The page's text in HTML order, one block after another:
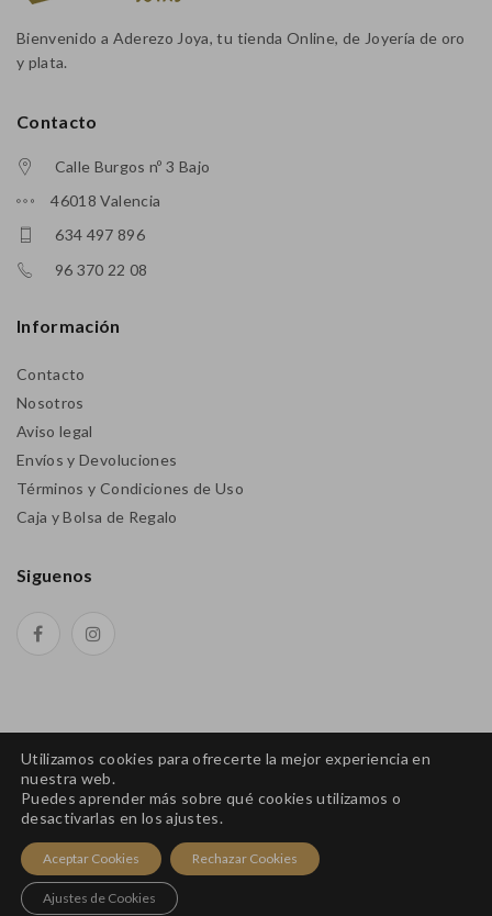
Bienvenido a Aderezo Joya, tu tienda Online, de Joyería de oro
y plata.
Contacto
Calle Burgos nº 3 Bajo
46018 Valencia
634 497 896
96 370 22 08
Información
Contacto
Nosotros
Aviso legal
Envíos y Devoluciones
Términos y Condiciones de Uso
Caja y Bolsa de Regalo
Siguenos
Copyright © 2026 Aderezo Joyas. All Rights Reserved
Utilizamos cookies para ofrecerte la mejor experiencia en
nuestra web.
Puedes aprender más sobre qué cookies utilizamos o
desactivarlas en los ajustes.
Aceptar Cookies Rechazar Cookies
Ajustes de Cookies